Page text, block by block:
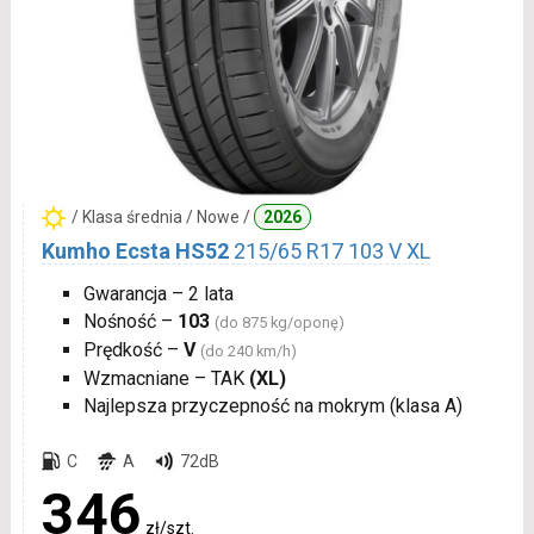
/ Klasa średnia / Nowe / 2026
Kumho Ecsta HS52 215/65 R17 103 V XL
Gwarancja – 2 lata
Nośność – 103 (do 875 kg/oponę)
Prędkość – V (do 240 km/h)
Wzmacniane – TAK (XL)
Najlepsza przyczepność na mokrym (klasa A)
C A 72dB
346 zł/szt.